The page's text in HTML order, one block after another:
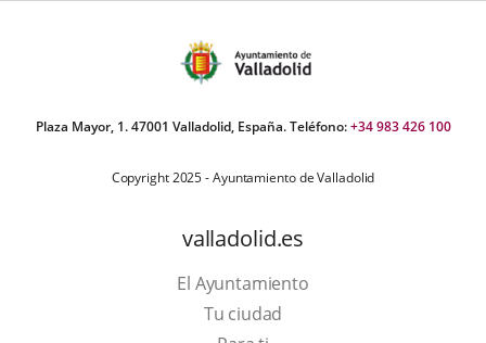
Plaza Mayor, 1. 47001 Valladolid, España. Teléfono:+34 983 426 100
Copyright 2025 - Ayuntamiento de Valladolid
valladolid.es
El Ayuntamiento
Tu ciudad